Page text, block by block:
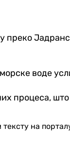
преко
воде
процеса, што
на